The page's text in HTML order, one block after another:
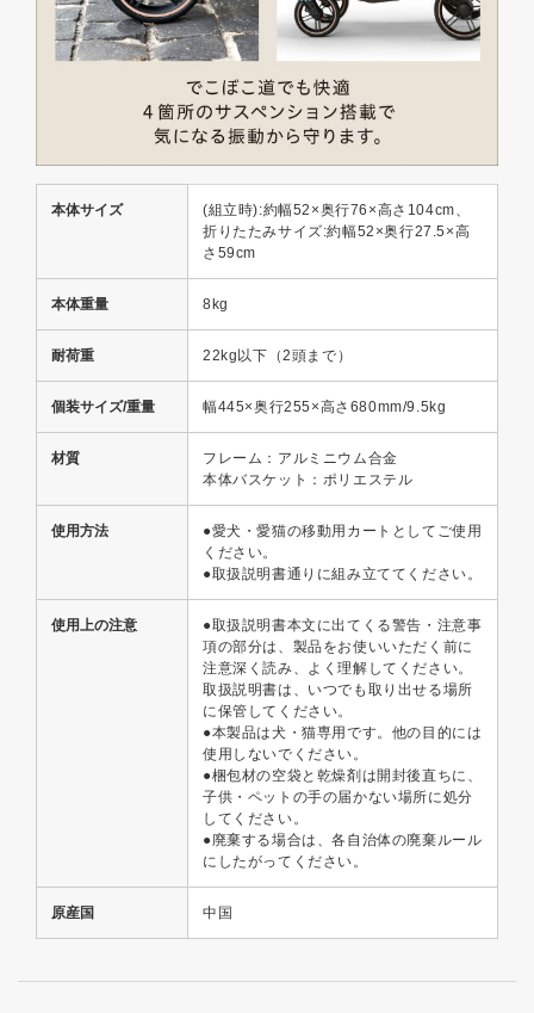
本体サイズ
(組立時):約幅52×奥行76×高さ104cm、
折りたたみサイズ:約幅52×奥行27.5×高
さ59cm
本体重量 8kg
耐荷重 22kg以下（2頭まで）
個装サイズ/重量 幅445×奥行255×高さ680mm/9.5kg
材質
フレーム：アルミニウム合金
本体バスケット：ポリエステル
使用方法
●愛犬・愛猫の移動用カートとしてご使用
ください。
●取扱説明書通りに組み立ててください。
使用上の注意
●取扱説明書本文に出てくる警告・注意事
項の部分は、製品をお使いいただく前に
注意深く読み、よく理解してください。
取扱説明書は、いつでも取り出せる場所
に保管してください。
●本製品は犬・猫専用です。他の目的には
使用しないでください。
●梱包材の空袋と乾燥剤は開封後直ちに、
子供・ペットの手の届かない場所に処分
してください。
●廃棄する場合は、各自治体の廃棄ルール
にしたがってください。
原産国 中国